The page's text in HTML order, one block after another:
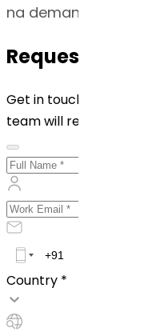
na demanda.
Request for
Get in touch with us by
team will reach out to
Country *